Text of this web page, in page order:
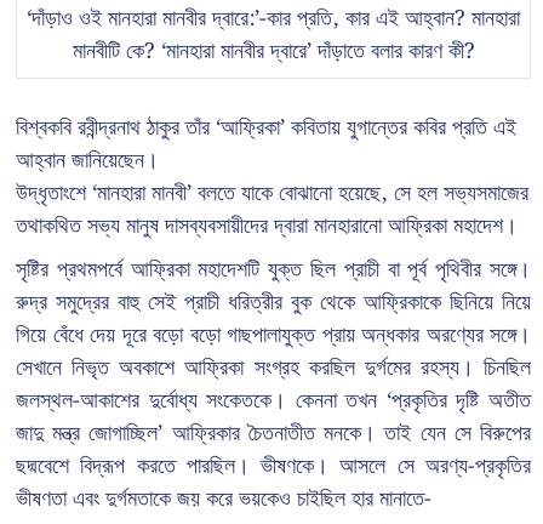
‘দাঁড়াও ওই মানহারা মানবীর দ্বারে:’-কার প্রতি, কার এই আহ্বান? মানহারা
মানবীটি কে? ‘মানহারা মানবীর দ্বারে’ দাঁড়াতে বলার কারণ কী?
বিশ্বকবি রবীন্দ্রনাথ ঠাকুর তাঁর ‘আফ্রিকা’ কবিতায় যুগান্তের কবির প্রতি এই
আহ্বান জানিয়েছেন।
উদ্ধৃতাংশে ‘মানহারা মানবী’ বলতে যাকে বোঝানো হয়েছে, সে হল সভ্যসমাজের
তথাকথিত সভ্য মানুষ দাসব্যবসায়ীদের দ্বারা মানহারানো আফ্রিকা মহাদেশ।
সৃষ্টির প্রথমপর্বে আফ্রিকা মহাদেশটি যুক্ত ছিল প্রাচী বা পূর্ব পৃথিবীর সঙ্গে।
রুদ্র সমুদ্রের বাহু সেই প্রাচী ধরিত্রীর বুক থেকে আফ্রিকাকে ছিনিয়ে নিয়ে
গিয়ে বেঁধে দেয় দূরে বড়ো বড়ো গাছপালাযুক্ত প্রায় অন্ধকার অরণ্যের সঙ্গে।
সেখানে নিভৃত অবকাশে আফ্রিকা সংগ্রহ করছিল দুর্গমের রহস্য। চিনছিল
জলস্থল-আকাশের দুর্বোধ্য সংকেতকে। কেননা তখন ‘প্রকৃতির দৃষ্টি অতীত
জাদু মন্ত্র জোগাচ্ছিল’ আফ্রিকার চৈতনাতীত মনকে। তাই যেন সে বিরুপের
ছদ্মবেশে বিদ্রূপ করতে পারছিল। ভীষণকে। আসলে সে অরণ্য-প্রকৃতির
ভীষণতা এবং দুর্গমতাকে জয় করে ভয়কেও চাইছিল হার মানাতে-